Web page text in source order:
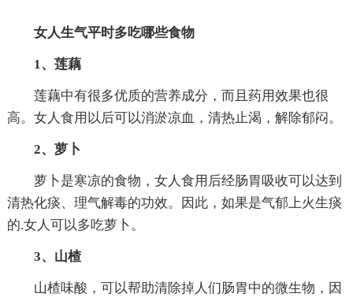
女人生气平时多吃哪些食物
1、莲藕
莲藕中有很多优质的营养成分，而且药用效果也很
高。女人食用以后可以消淤凉血，清热止渴，解除郁闷。
2、萝卜
萝卜是寒凉的食物，女人食用后经肠胃吸收可以达到
清热化痰、理气解毒的功效。因此，如果是气郁上火生痰
的.女人可以多吃萝卜。
3、山楂
山楂味酸，可以帮助清除掉人们肠胃中的微生物，因